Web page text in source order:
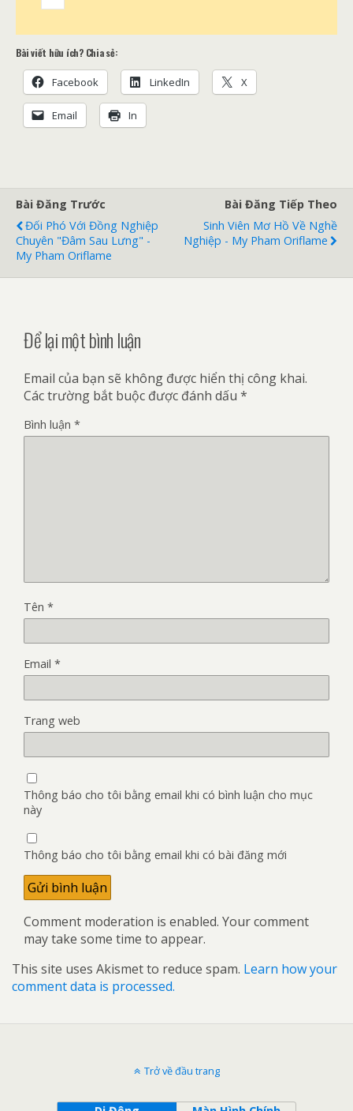
Bài viết hữu ích? Chia sẻ:
Facebook LinkedIn X
Email In
Bài Đăng Trước
Đối Phó Với Đồng Nghiệp
Chuyên "đâm Sau Lưng" -
My Pham Oriflame
Bài Đăng Tiếp Theo
Sinh Viên Mơ Hồ Về Nghề
Nghiệp - My Pham Oriflame
Để lại một bình luận
Email của bạn sẽ không được hiển thị công khai.
Các trường bắt buộc được đánh dấu *
Bình luận *
Tên *
Email *
Trang web
Thông báo cho tôi bằng email khi có bình luận cho mục
này
Thông báo cho tôi bằng email khi có bài đăng mới
Comment moderation is enabled. Your comment
may take some time to appear.
This site uses Akismet to reduce spam. Learn how your
comment data is processed.
Trở về đầu trang